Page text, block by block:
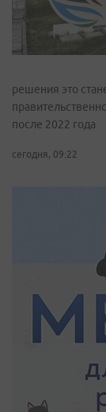
решения это
после 2022 года
сегодня, 09:22